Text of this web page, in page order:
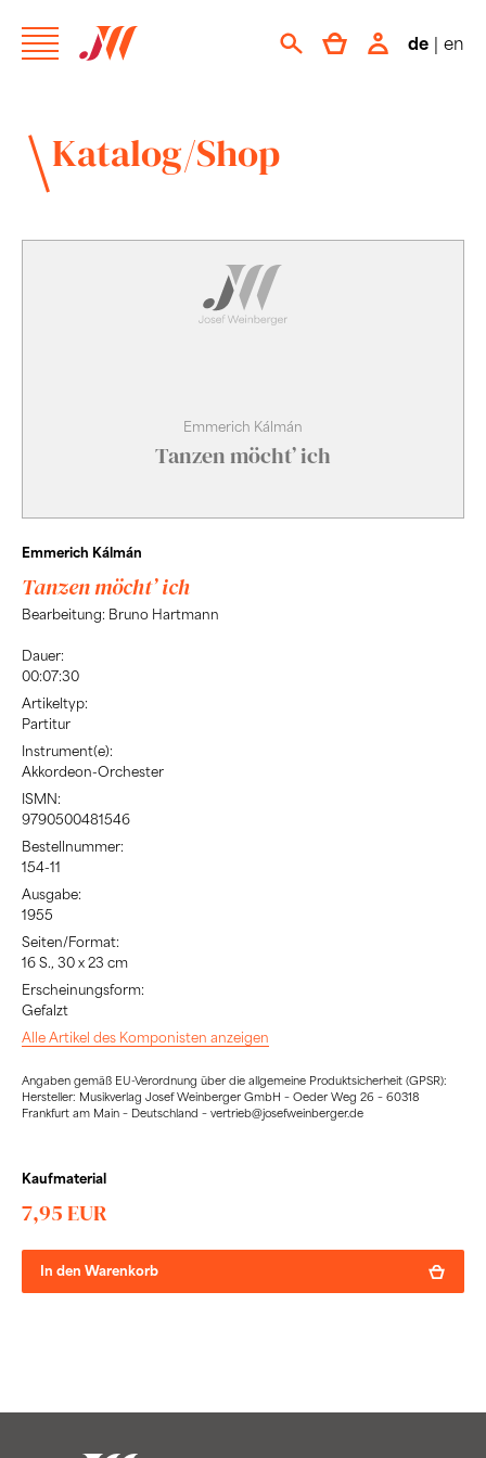
de | en
Katalog/Shop
Emmerich Kálmán
Tanzen möcht’ ich
Emmerich Kálmán
Tanzen möcht’ ich
Bearbeitung: Bruno Hartmann
Dauer:
00:07:30
Artikeltyp:
Partitur
Instrument(e):
Akkordeon-Orchester
ISMN:
9790500481546
Bestellnummer:
154-11
Ausgabe:
1955
Seiten/Format:
16 S., 30 x 23 cm
Erscheinungsform:
Gefalzt
Alle Artikel des Komponisten anzeigen
Angaben gemäß EU-Verordnung über die allgemeine Produktsicherheit (GPSR):
Hersteller: Musikverlag Josef Weinberger GmbH – Oeder Weg 26 – 60318
Frankfurt am Main – Deutschland – vertrieb@josefweinberger.de
Kaufmaterial
7,95 EUR
In den Warenkorb